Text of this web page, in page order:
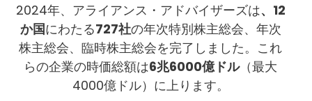
2024年、アライアンス・アドバイザーズは、12
か国にわたる727社の年次特別株主総会、年次
株主総会、臨時株主総会を完了しました。これ
らの企業の時価総額は6兆6000億ドル（最大
4000億ドル）に上ります。